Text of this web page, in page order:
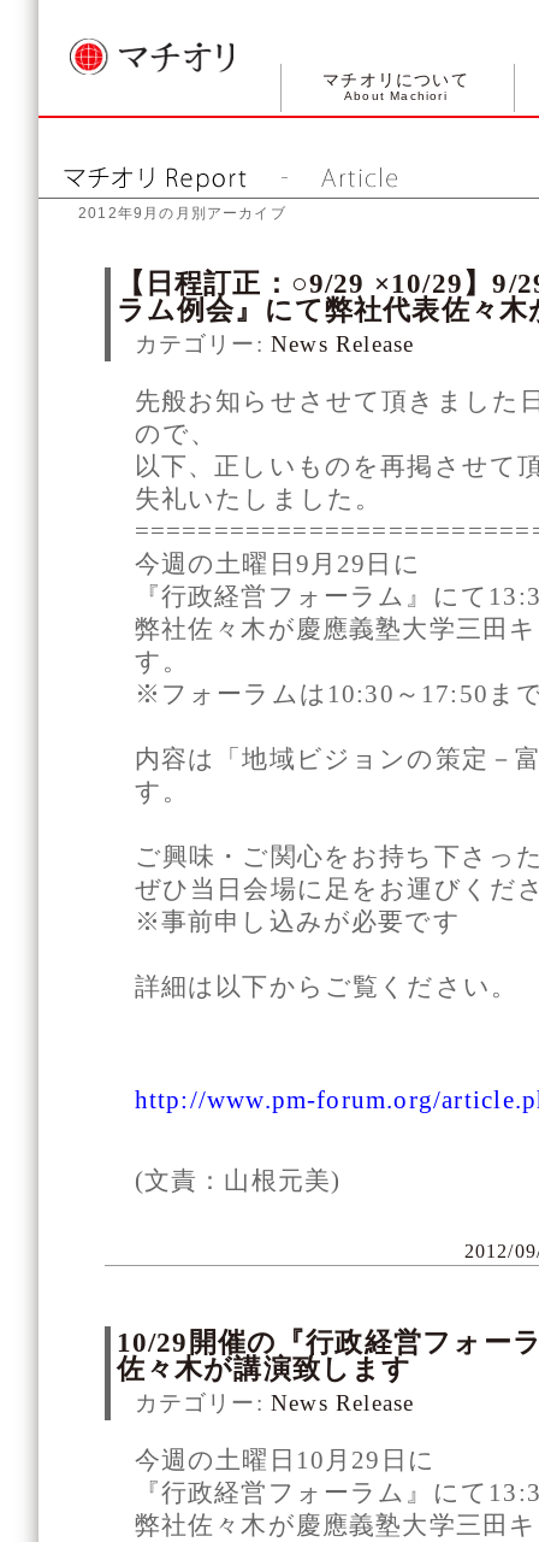
マチオリについて
About Machiori
2012年9月の月別アーカイブ
【日程訂正：○9/29 ×10/29】9/
ラム例会』にて弊社代表佐々
カテゴリー: News Release
先般お知らせさせて頂きました
ので、
以下、正しいものを再掲させて
失礼いたしました。
今週の土曜日9月29日に
『行政経営フォーラム』にて
弊社佐々木が慶應義塾大学三田
す。
※フォーラムは10:30～17:50ま
内容は「地域ビジョンの策定－
す。
ご興味・ご関心をお持ち下さっ
ぜひ当日会場に足をお運びくだ
※事前申し込みが必要です
詳細は以下からご覧ください。
http://www.pm-forum.org/
(文責：山根元美)
2012/
10/29開催の『行政経営フォー
佐々木が講演致します
カテゴリー: News Release
今週の土曜日10月29日に
『行政経営フォーラム』にて
弊社佐々木が慶應義塾大学三田